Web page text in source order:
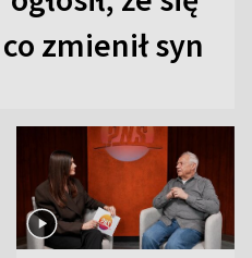
zmienił syn